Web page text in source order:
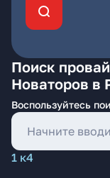
Поиск
Новаторов в
Воспользуйтесь
1 к4